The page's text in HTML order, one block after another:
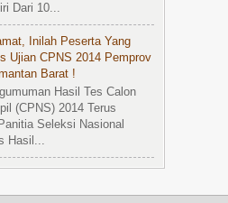
Dari 10...
Inilah Peserta Yang
Ujian CPNS 2014 Pemprov
Barat !
Hasil Tes Calon
(CPNS) 2014 Terus
Seleksi Nasional
Hasil...